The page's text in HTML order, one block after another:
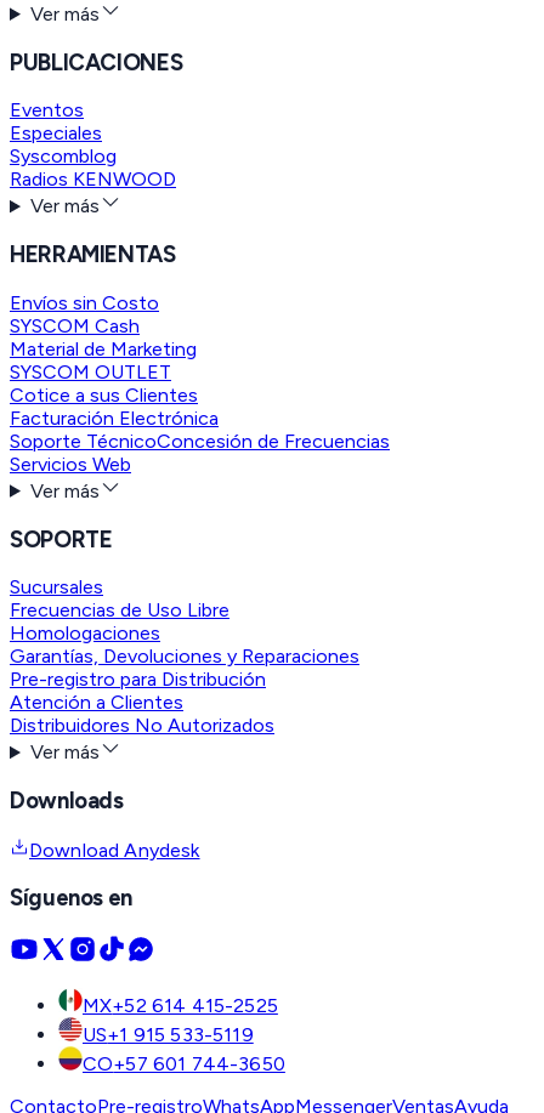
Ver más
PUBLICACIONES
Eventos
Especiales
Syscomblog
Radios KENWOOD
Ver más
HERRAMIENTAS
Envíos sin Costo
SYSCOM Cash
Material de Marketing
SYSCOM OUTLET
Cotice a sus Clientes
Facturación Electrónica
Soporte TécnicoConcesión de Frecuencias
Servicios Web
Ver más
SOPORTE
Sucursales
Frecuencias de Uso Libre
Homologaciones
Garantías, Devoluciones y Reparaciones
Pre-registro para Distribución
Atención a Clientes
Distribuidores No Autorizados
Ver más
Downloads
Download Anydesk
Síguenos en
MX+52 614 415-2525
US+1 915 533-5119
CO+57 601 744-3650
ContactoPre-registroWhatsAppMessengerVentasAyuda